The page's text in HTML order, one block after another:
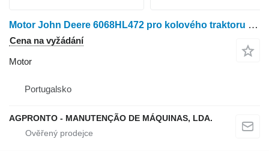
Motor John Deere 6068HL472 pro kolového traktoru John Deere 6910 e 6920 pro díly
Cena na vyžádání
Motor
Portugalsko
AGPRONTO - MANUTENÇÃO DE MÁQUINAS, LDA.